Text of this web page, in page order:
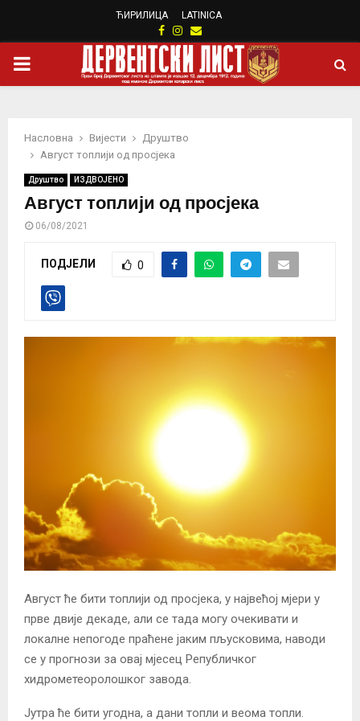
ЋИРИЛИЦА LATINICA
Facebook
Instagram
Email
PRIMARY
Насловна Вијести
Друштво
Август топлији од просјека
Друштво ИЗДВОЈЕНО
Август топлији од просјека
06/08/2021
ПОДЈЕЛИ 0
Август ће бити топлији од просјека, у највећој мјери у
прве двије декаде, али се тада могу очекивати и
локалне непогоде праћене јаким пљусковима, наводи
се у прогнози за овај мјесец Републичког
хидрометеоролошког завода.
Јутра ће бити угодна, а дани топли и веома топли.